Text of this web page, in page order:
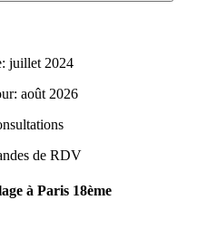
juillet 2024
août 2026
de RDV
à Paris 18ème